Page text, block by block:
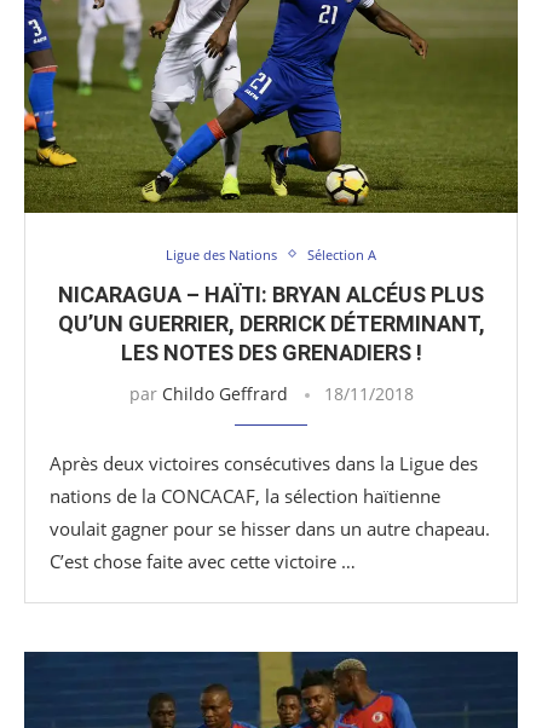
Ligue des Nations Sélection A
NICARAGUA – HAÏTI: BRYAN ALCÉUS PLUS
QU’UN GUERRIER, DERRICK DÉTERMINANT,
LES NOTES DES GRENADIERS !
par Childo Geffrard 18/11/2018
Après deux victoires consécutives dans la Ligue des
nations de la CONCACAF, la sélection haïtienne
voulait gagner pour se hisser dans un autre chapeau.
C’est chose faite avec cette victoire …